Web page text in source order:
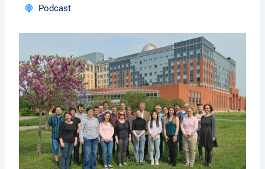
Podcast